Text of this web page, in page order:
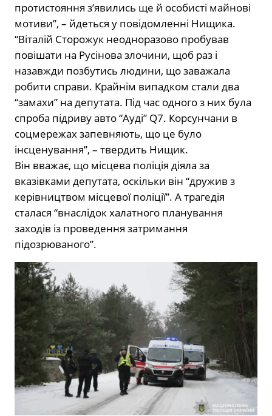
протистояння з’явились ще й особисті майнові
мотиви”, – йдеться у повідомленні Нищика.
“Віталій Сторожук неодноразово пробував
повішати на Русінова злочини, щоб раз і
назавжди позбутись людини, що заважала
робити справи. Крайнім випадком стали два
“замахи” на депутата. Під час одного з них була
спроба підриву авто “Ауді” Q7. Корсунчани в
соцмережах запевняють, що це було
інсценування”, – твердить Нищик.
Він вважає, що місцева поліція діяла за
вказівками депутата, оскільки він “дружив з
керівництвом місцевої поліції”. А трагедія
сталася “внаслідок халатного планування
заходів із проведення затримання
підозрюваного”.